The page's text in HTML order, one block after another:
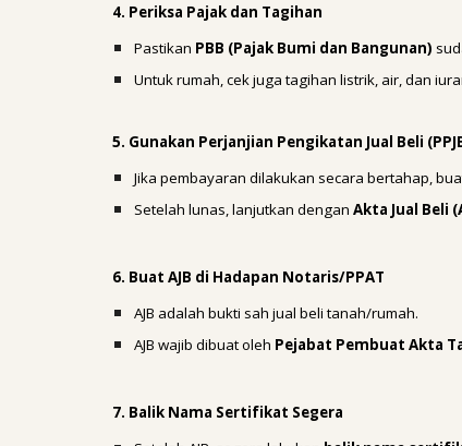
4. Periksa Pajak dan Tagihan
Pastikan PBB (Pajak Bumi dan Bangunan)
Untuk rumah, cek juga tagihan listrik, air, dan
5. Gunakan Perjanjian Pengikatan Jual Beli
Jika pembayaran dilakukan secara bertahap,
Setelah lunas, lanjutkan dengan Akta Jual Beli
6. Buat AJB di Hadapan Notaris/PPAT
AJB adalah bukti sah jual beli tanah/rumah.
AJB wajib dibuat oleh Pejabat Pembuat Akta
7. Balik Nama Sertifikat Segera